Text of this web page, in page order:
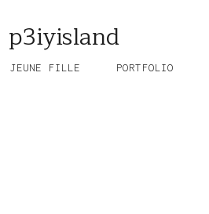
p3iyisland
JEUNE FILLE PORTFOLIO